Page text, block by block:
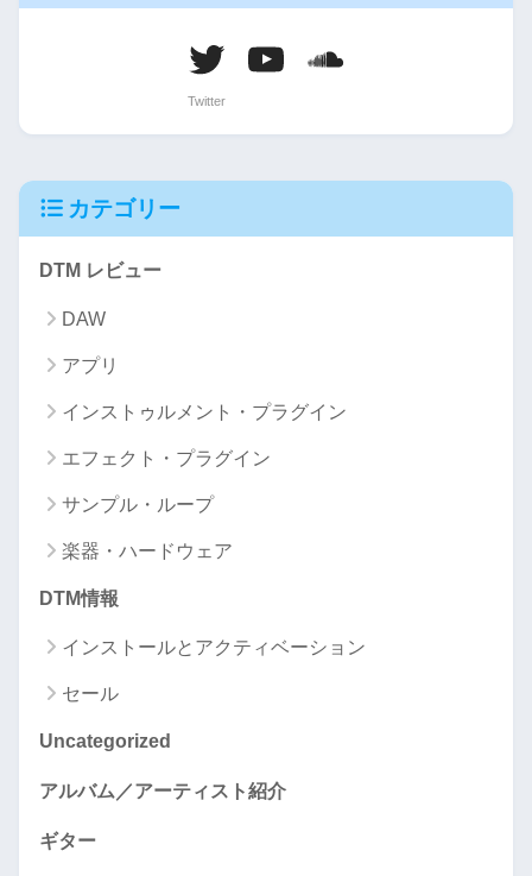
カテゴリー
DTM レビュー
DAW
アプリ
インストゥルメント・プラグイン
エフェクト・プラグイン
サンプル・ループ
楽器・ハードウェア
DTM情報
インストールとアクティベーション
セール
Uncategorized
アルバム／アーティスト紹介
ギター